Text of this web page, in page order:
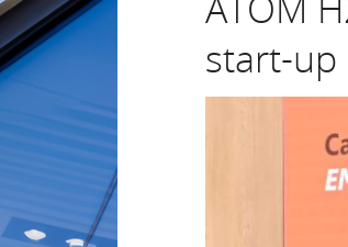
start-up